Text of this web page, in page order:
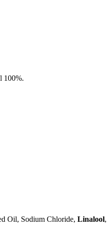
100%.
Oil, Sodium Chloride, Linalool,